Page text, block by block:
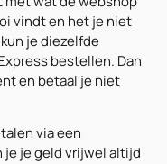
vindt en het je niet
je diezelfde
bestellen. Dan
en betaal je niet
via een
je je geld vrijwel altijd